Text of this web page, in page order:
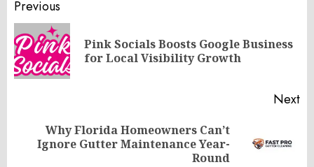
Post
navigation
Previous
Pink Socials Boosts Google Business
for Local Visibility Growth
Next
Next
Why Florida Homeowners Can’t
Ignore Gutter Maintenance Year-
Round